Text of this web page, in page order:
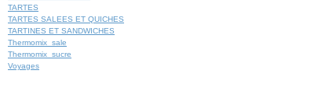
TARTES
TARTES SALEES ET QUICHES
TARTINES ET SANDWICHES
Thermomix_sale
Thermomix_sucre
Voyages